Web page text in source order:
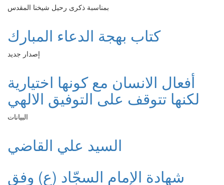
بمناسبة ذكرى رحيل شيخنا المقدس
كتاب بهجة الدعاء المبارك
إصدار جديد
أفعال الانسان مع كونها اختيارية
لكنها تتوقف على التوفيق الالهي
البيانات
السيد علي القاضي
شهادة الإمام السجّاد (ع) وفق